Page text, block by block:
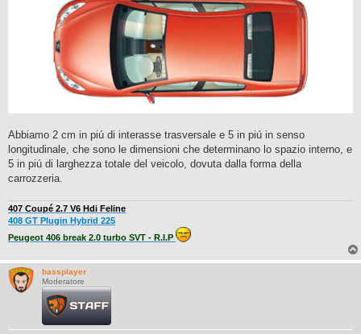
Abbiamo 2 cm in piú di interasse trasversale e 5 in piú in senso
longitudinale, che sono le dimensioni che determinano lo spazio interno, e
5 in piú di larghezza totale del veicolo, dovuta dalla forma della
carrozzeria.
407 Coupé 2.7 V6 Hdi Feline
408 GT Plugin Hybrid 225
Peugeot 406 break 2.0 turbo SVT - R.I.P
bassplayer
Moderatore